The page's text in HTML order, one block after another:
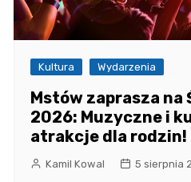
Kultura Wydarzenia
Mstów zaprasza na
2026: Muzyczne i
atrakcje dla rodzin!
Kamil Kowal 5 sierpnia